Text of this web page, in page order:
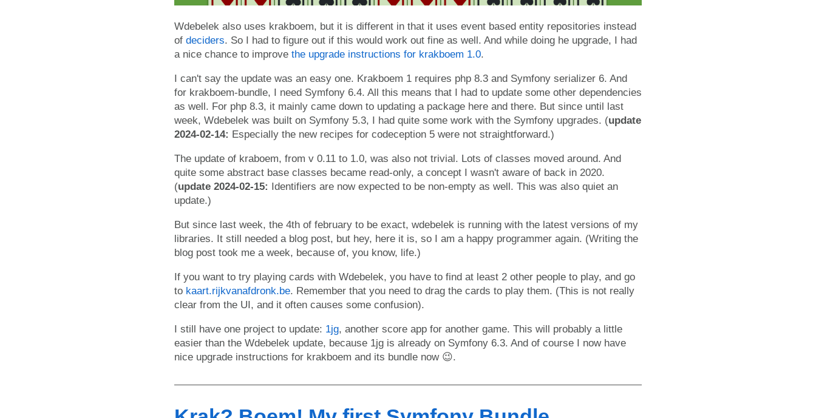
Wdebelek also uses krakboem, but it is different in that it uses event based entity repositories instead
of deciders. So I had to figure out if this would work out fine as well. And while doing he upgrade, I had
a nice chance to improve the upgrade instructions for krakboem 1.0.
I can't say the update was an easy one. Krakboem 1 requires php 8.3 and Symfony serializer 6. And
for krakboem-bundle, I need Symfony 6.4. All this means that I had to update some other dependencies
as well. For php 8.3, it mainly came down to updating a package here and there. But since until last
week, Wdebelek was built on Symfony 5.3, I had quite some work with the Symfony upgrades. (update
2024-02-14: Especially the new recipes for codeception 5 were not straightforward.)
The update of kraboem, from v 0.11 to 1.0, was also not trivial. Lots of classes moved around. And
quite some abstract base classes became read-only, a concept I wasn't aware of back in 2020.
(update 2024-02-15: Identifiers are now expected to be non-empty as well. This was also quiet an
update.)
But since last week, the 4th of february to be exact, wdebelek is running with the latest versions of my
libraries. It still needed a blog post, but hey, here it is, so I am a happy programmer again. (Writing the
blog post took me a week, because of, you know, life.)
If you want to try playing cards with Wdebelek, you have to find at least 2 other people to play, and go
to kaart.rijkvanafdronk.be. Remember that you need to drag the cards to play them. (This is not really
clear from the UI, and it often causes some confusion).
I still have one project to update: 1jg, another score app for another game. This will probably a little
easier than the Wdebelek update, because 1jg is already on Symfony 6.3. And of course I now have
nice upgrade instructions for krakboem and its bundle now 😉.